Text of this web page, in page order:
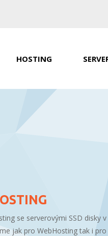
HOSTING
se serverovými SSD disky v
jak pro WebHosting tak i pro